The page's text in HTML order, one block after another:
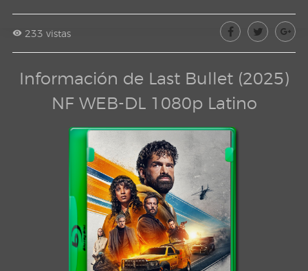
233 vistas
Información de Last Bullet (2025)
NF WEB-DL 1080p Latino